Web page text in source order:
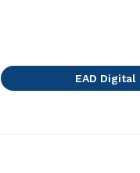
EAD Digital